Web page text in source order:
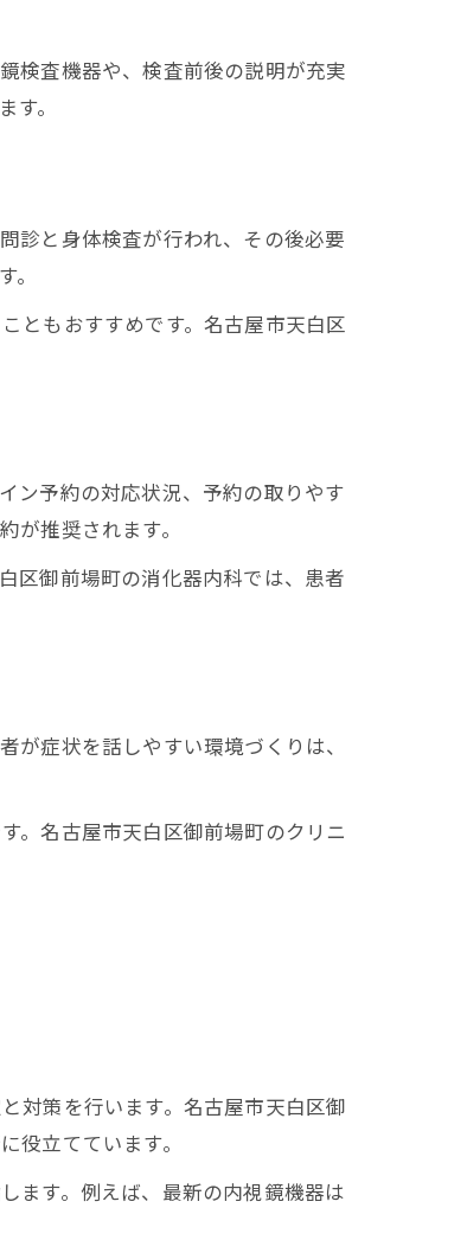
検査機器や、検査前後の説明が充実
。
診と身体検査が行われ、その後必要
ともおすすめです。名古屋市天白区
ン予約の対応状況、予約の取りやす
推奨されます。
区御前場町の消化器内科では、患者
症状を話しやすい環境づくりは、
。名古屋市天白区御前場町のクリニ
対策を行います。名古屋市天白区御
役立てています。
ます。例えば、最新の内視鏡機器は